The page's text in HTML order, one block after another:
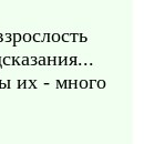
их - много